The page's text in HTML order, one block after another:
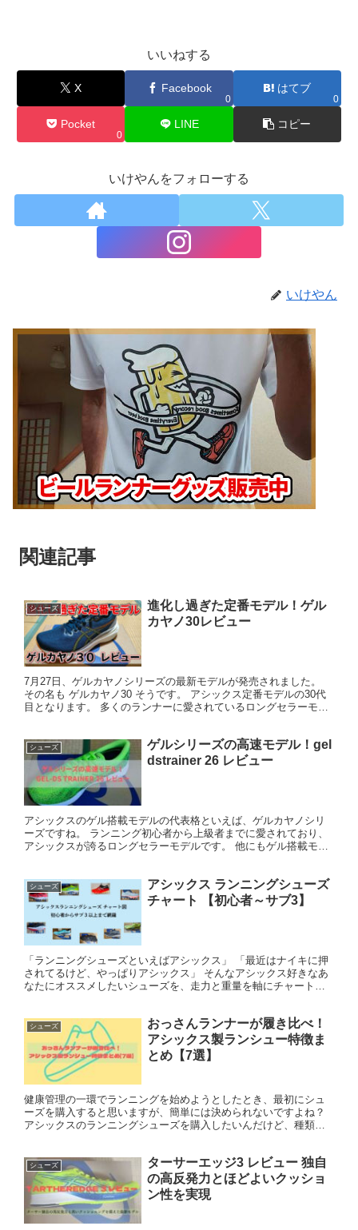
いいねする
X Facebook
0
はてブ
0
Pocket
0
LINE コピー
いけやんをフォローする
いけやん
関連記事
シューズ
進化し過ぎた定番モデル！ゲル
カヤノ30レビュー
7月27日、ゲルカヤノシリーズの最新モデルが発売されました。
その名も ゲルカヤノ30 そうです。 アシックス定番モデルの30代
目となります。 多くのランナーに愛されているロングセラーモデ
シューズ
ゲルシリーズの高速モデル！gel
dstrainer 26 レビュー
アシックスのゲル搭載モデルの代表格といえば、ゲルカヤノシリ
ーズですね。 ランニング初心者から上級者までに愛されており、
アシックスが誇るロングセラーモデルです。 他にもゲル搭載モデ
シューズ
アシックス ランニングシューズ
チャート 【初心者～サブ3】
「ランニングシューズといえばアシックス」 「最近はナイキに押
されてるけど、やっぱりアシックス」 そんなアシックス好きなあ
なたにオススメしたいシューズを、走力と重量を軸にチャートで
シューズ
おっさんランナーが履き比べ！
アシックス製ランシュー特徴ま
とめ【7選】
健康管理の一環でランニングを始めようとしたとき、最初にシュ
ーズを購入すると思いますが、簡単には決められないですよね？
アシックスのランニングシューズを購入したいんだけど、種類が
シューズ
ターサーエッジ3 レビュー 独自
の高反発力とほどよいクッショ
ン性を実現